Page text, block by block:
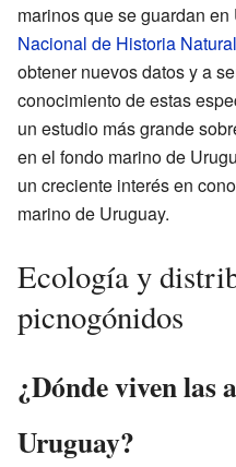
marinos que se guardan
Nacional de Historia Natural
obtener nuevos datos y a
conocimiento de estas
un estudio más grande
en el fondo marino de
un creciente interés en
marino de Uruguay.
Ecología y
picnogónidos
¿Dónde viven las
Uruguay?